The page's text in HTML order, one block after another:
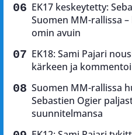
EK17 keskeytetty:
Suomen MM-rallissa
omin avuin
EK18: Sami Pajari
kärkeen ja
Suomen MM-rallissa
Sebastien Ogier
suunnitelmansa